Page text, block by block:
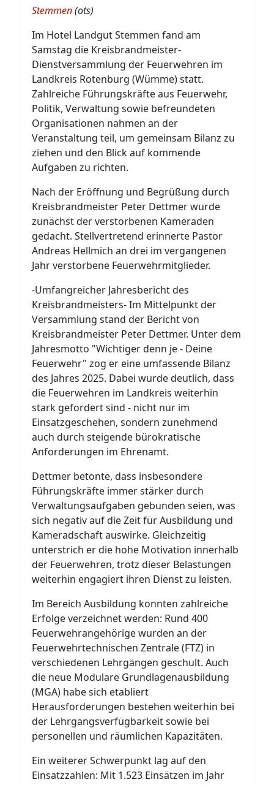
Stemmen(ots)
Im Hotel Landgut Stemmen fand am
Samstag die Kreisbrandmeister-
Dienstversammlung der Feuerwehren im
Landkreis Rotenburg (Wümme) statt.
Zahlreiche Führungskräfte aus Feuerwehr,
Politik, Verwaltung sowie befreundeten
Organisationen nahmen an der
Veranstaltung teil, um gemeinsam Bilanz zu
ziehen und den Blick auf kommende
Aufgaben zu richten.
Nach der Eröffnung und Begrüßung durch
Kreisbrandmeister Peter Dettmer wurde
zunächst der verstorbenen Kameraden
gedacht. Stellvertretend erinnerte Pastor
Andreas Hellmich an drei im vergangenen
Jahr verstorbene Feuerwehrmitglieder.
-Umfangreicher Jahresbericht des
Kreisbrandmeisters- Im Mittelpunkt der
Versammlung stand der Bericht von
Kreisbrandmeister Peter Dettmer. Unter dem
Jahresmotto "Wichtiger denn je - Deine
Feuerwehr" zog er eine umfassende Bilanz
des Jahres 2025. Dabei wurde deutlich, dass
die Feuerwehren im Landkreis weiterhin
stark gefordert sind - nicht nur im
Einsatzgeschehen, sondern zunehmend
auch durch steigende bürokratische
Anforderungen im Ehrenamt.
Dettmer betonte, dass insbesondere
Führungskräfte immer stärker durch
Verwaltungsaufgaben gebunden seien, was
sich negativ auf die Zeit für Ausbildung und
Kameradschaft auswirke. Gleichzeitig
unterstrich er die hohe Motivation innerhalb
der Feuerwehren, trotz dieser Belastungen
weiterhin engagiert ihren Dienst zu leisten.
Im Bereich Ausbildung konnten zahlreiche
Erfolge verzeichnet werden: Rund 400
Feuerwehrangehörige wurden an der
Feuerwehrtechnischen Zentrale (FTZ) in
verschiedenen Lehrgängen geschult. Auch
die neue Modulare Grundlagenausbildung
(MGA) habe sich etabliert
Herausforderungen bestehen weiterhin bei
der Lehrgangsverfügbarkeit sowie bei
personellen und räumlichen Kapazitäten.
Ein weiterer Schwerpunkt lag auf den
Einsatzzahlen: Mit 1.523 Einsätzen im Jahr